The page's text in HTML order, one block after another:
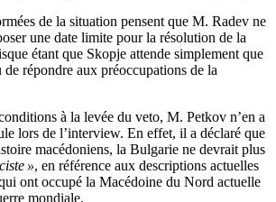
de la situation pensent que M. Radev ne
une date limite pour la résolution de la
étant que Skopje attende simplement que
de répondre aux préoccupations de la
à la levée du veto, M. Petkov n’en a
lors de l’interview. En effet, il a déclaré que
macédoniens, la Bulgarie ne devrait plus
», en référence aux descriptions actuelles
ont occupé la Macédoine du Nord actuelle
mondiale.